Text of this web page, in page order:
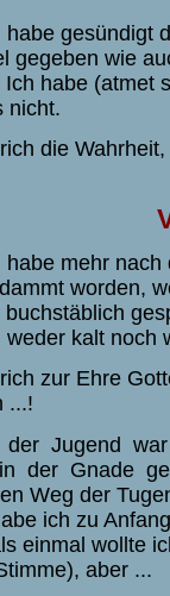
habe gesündigt
gegeben wie
Ich habe (atmet
nicht.
die
habe mehr
worden,
buchstäblich
weder kalt noch
zur Ehre
...!
der Jugend
der Gnade
Weg der
ich zu
einmal wollte
aber ...